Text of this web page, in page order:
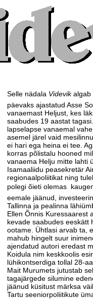
Selle nädala Videvikalgab
päevaks ajastatud Asse
vanaemast Heljust, kes
saabudes 19 aastat
lapselapse vanaemal
asemel järel vaid
ei hari ega heina ei tee.
korras põlistalu hooned
vanaema Helju mitte lahti
Isamaaliidu peasekretär
regionaalpoliitikat ning
polegi õieti olemas 
eemale jäänud,
Tallinna ja pealinna
Ellen Õnnis Kuressaarest
kevade saabudes eeskätt
ootame. Ühtlasi arvab ta,
mahub hingelt suur
ajendatud autori eredast
Koidula nim keskkoolis
lühikontserdiga tollal 28-
Mait Murumets jutustab
tagajärgede silumine
jäänud küsitust märksa
Tartu seeniorpoliitikute